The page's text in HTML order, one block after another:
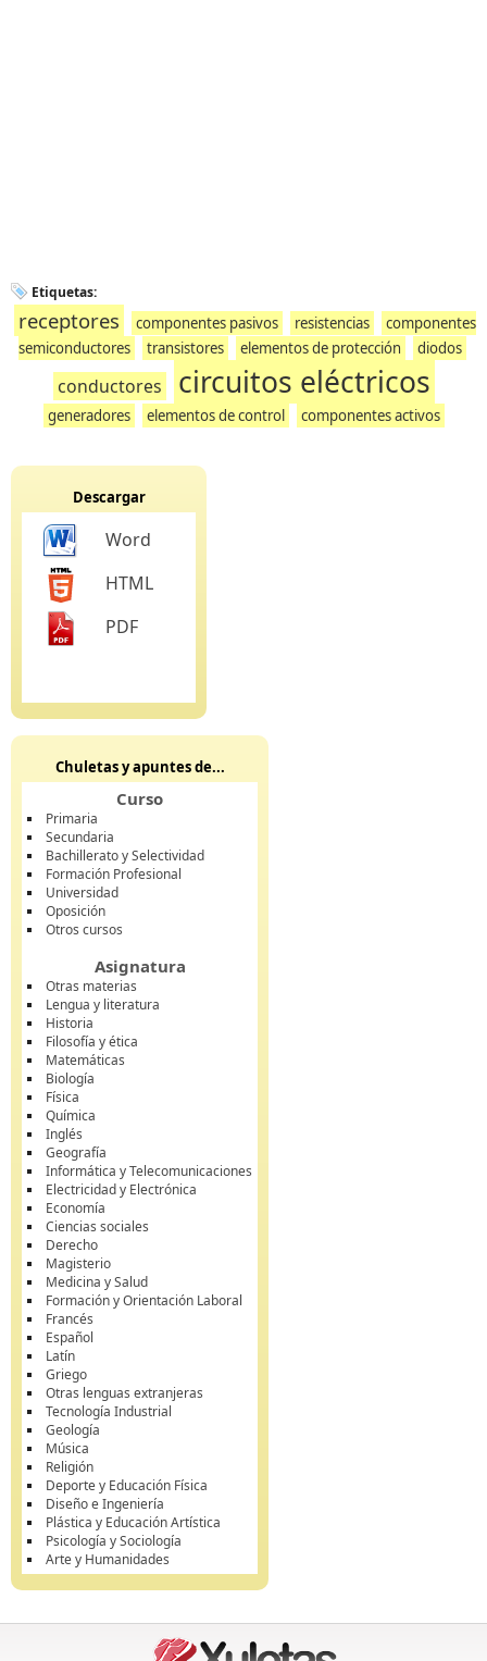
Etiquetas:
receptores componentes pasivos resistencias
componentes
semiconductores
transistores elementos de protección diodos
conductores circuitos eléctricos
generadores elementos de control componentes activos
Descargar
Word
HTML
PDF
Chuletas y apuntes de...
Curso
Primaria
Secundaria
Bachillerato y Selectividad
Formación Profesional
Universidad
Oposición
Otros cursos
Asignatura
Otras materias
Lengua y literatura
Historia
Filosofía y ética
Matemáticas
Biología
Física
Química
Inglés
Geografía
Informática y Telecomunicaciones
Electricidad y Electrónica
Economía
Ciencias sociales
Derecho
Magisterio
Medicina y Salud
Formación y Orientación Laboral
Francés
Español
Latín
Griego
Otras lenguas extranjeras
Tecnología Industrial
Geología
Música
Religión
Deporte y Educación Física
Diseño e Ingeniería
Plástica y Educación Artística
Psicología y Sociología
Arte y Humanidades